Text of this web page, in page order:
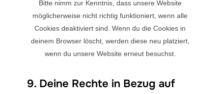
Bitte nimm zur Kenntnis, dass unsere Website
möglicherweise nicht richtig funktioniert, wenn alle
Cookies deaktiviert sind. Wenn du die Cookies in
deinem Browser löscht, werden diese neu platziert,
wenn du unsere Website erneut besuchst.
9. Deine Rechte in Bezug auf